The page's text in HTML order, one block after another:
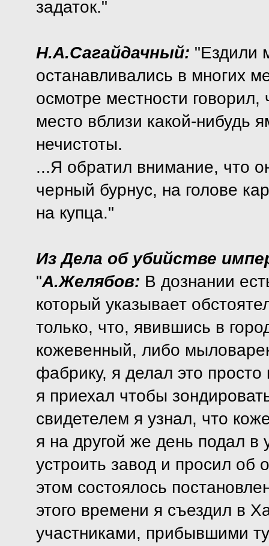
задаток."
Н.А.Сагайдачный: "Ездили
останавливались в многих
осмотре местности
место вблизи какой-нибудь
нечистоты.
...Я обратил внимание, что
черный бурнус, на голове
на купца."
Из Дела об убийстве
"А.Желябов: В дознании
который указывает
только, что, явившись в
кожевенный, либо
фабрику, я делал это просто
я приехал чтобы
свидетелем я узнал, что
я на другой же день подал в
устроить завод и просил об
этом состоялось
этого времени я съездил в
участниками, прибывшими